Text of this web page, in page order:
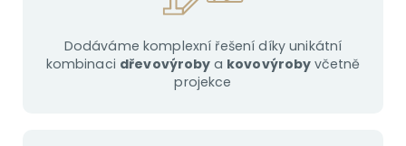
Dodáváme komplexní řešení díky unikátní
kombinaci dřevovýroby a kovovýroby včetně
projekce